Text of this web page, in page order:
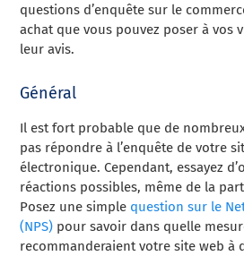
questions d’enquête sur le
achat que vous pouvez poser à vos
leur avis.
Général
Il est fort probable que de
pas répondre à l’enquête de votre
électronique. Cependant, essayez
réactions possibles, même de la
Posez une simple question sur le
(NPS) pour savoir dans quelle
recommanderaient votre site web à